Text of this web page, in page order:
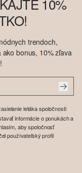
10%
trendoch,
bonus, 10% zľava
letáka spoločnosti
informácie o ponukách a
aby spoločnosť
používateľský profil